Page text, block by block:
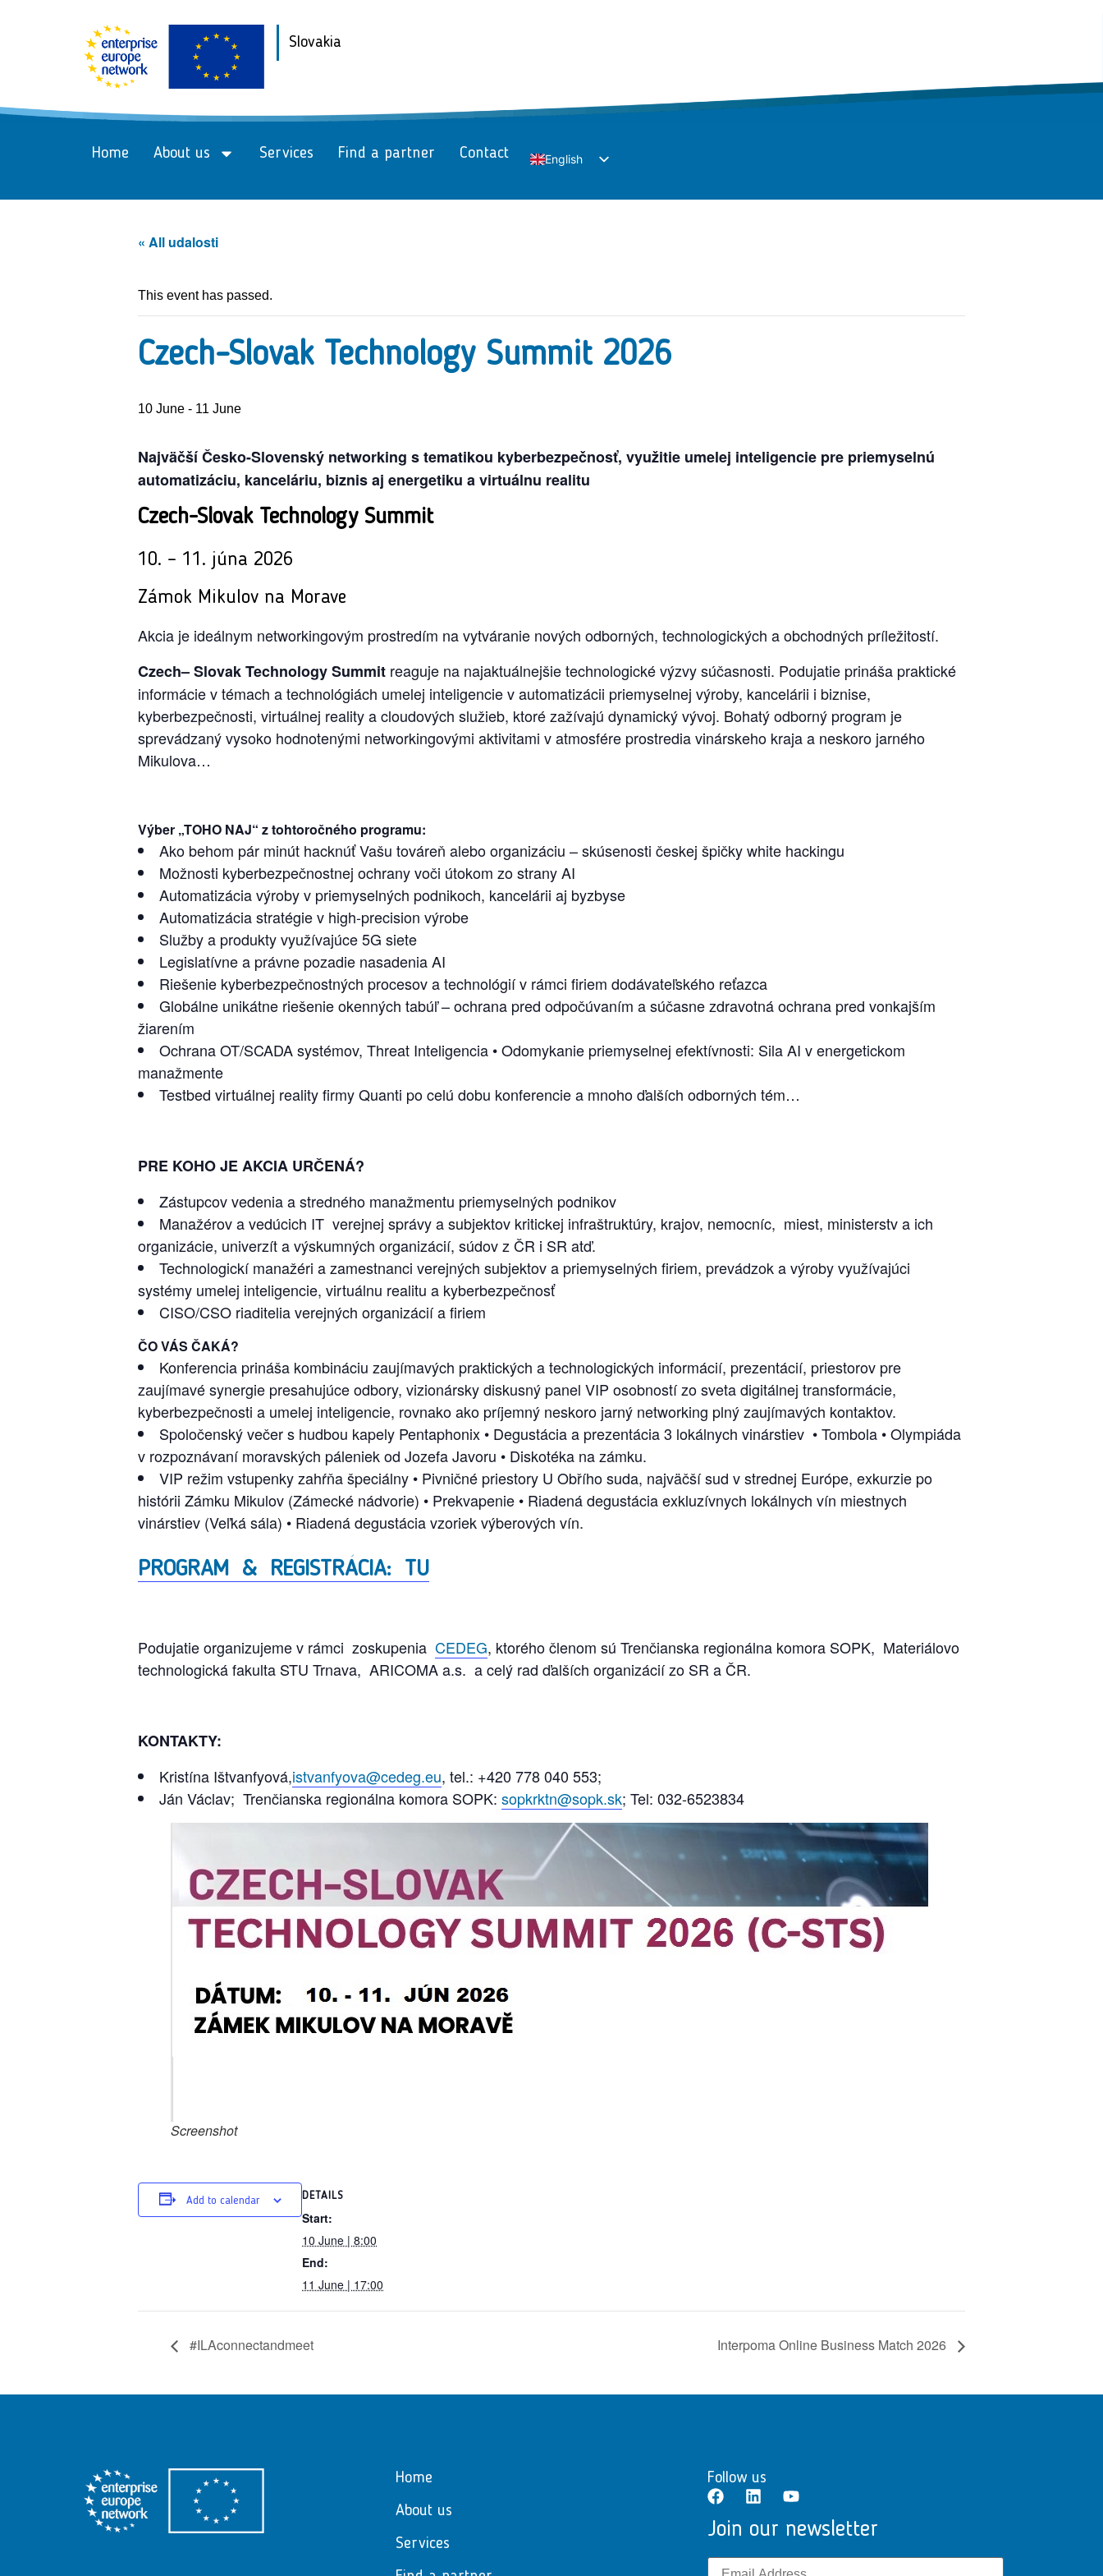
Slovakia
Home About us Services Find a partner Contact
English
« All udalosti
This event has passed.
Czech-Slovak Technology Summit 2026
10 June - 11 June
Najväčší Česko-Slovenský networking s tematikou kyberbezpečnosť, využitie umelej inteligencie pre priemyselnú
automatizáciu, kanceláriu, biznis aj energetiku a virtuálnu realitu
Czech-Slovak Technology Summit
10. – 11. júna 2026
Zámok Mikulov na Morave
Akcia je ideálnym networkingovým prostredím na vytváranie nových odborných, technologických a obchodných príležitostí.
Czech– Slovak Technology Summit reaguje na najaktuálnejšie technologické výzvy súčasnosti. Podujatie prináša praktické
informácie v témach a technológiách umelej inteligencie v automatizácii priemyselnej výroby, kancelárii i biznise,
kyberbezpečnosti, virtuálnej reality a cloudových služieb, ktoré zažívajú dynamický vývoj. Bohatý odborný program je
sprevádzaný vysoko hodnotenými networkingovými aktivitami v atmosfére prostredia vinárskeho kraja a neskoro jarného
Mikulova…
Výber „TOHO NAJ“ z tohtoročného programu:
Ako behom pár minút hacknúť Vašu továreň alebo organizáciu – skúsenosti českej špičky white hackingu
Možnosti kyberbezpečnostnej ochrany voči útokom zo strany AI
Automatizácia výroby v priemyselných podnikoch, kancelárii aj byzbyse
Automatizácia stratégie v high-precision výrobe
Služby a produkty využívajúce 5G siete
Legislatívne a právne pozadie nasadenia AI
Riešenie kyberbezpečnostných procesov a technológií v rámci firiem dodávateľského reťazca
Globálne unikátne riešenie okenných tabúľ – ochrana pred odpočúvaním a súčasne zdravotná ochrana pred vonkajším
žiarením
Ochrana OT/SCADA systémov, Threat Inteligencia • Odomykanie priemyselnej efektívnosti: Sila AI v energetickom
manažmente
Testbed virtuálnej reality firmy Quanti po celú dobu konferencie a mnoho ďalších odborných tém…
PRE KOHO JE AKCIA URČENÁ?
Zástupcov vedenia a stredného manažmentu priemyselných podnikov
Manažérov a vedúcich IT verejnej správy a subjektov kritickej infraštruktúry, krajov, nemocníc, miest, ministerstv a ich
organizácie, univerzít a výskumných organizácií, súdov z ČR i SR atď.
Technologickí manažéri a zamestnanci verejných subjektov a priemyselných firiem, prevádzok a výroby využívajúci
systémy umelej inteligencie, virtuálnu realitu a kyberbezpečnosť
CISO/CSO riaditelia verejných organizácií a firiem
ČO VÁS ČAKÁ?
Konferencia prináša kombináciu zaujímavých praktických a technologických informácií, prezentácií, priestorov pre
zaujímavé synergie presahujúce odbory, vizionársky diskusný panel VIP osobností zo sveta digitálnej transformácie,
kyberbezpečnosti a umelej inteligencie, rovnako ako príjemný neskoro jarný networking plný zaujímavých kontaktov.
Spoločenský večer s hudbou kapely Pentaphonix • Degustácia a prezentácia 3 lokálnych vinárstiev • Tombola • Olympiáda
v rozpoznávaní moravských páleniek od Jozefa Javoru • Diskotéka na zámku.
VIP režim vstupenky zahŕňa špeciálny • Pivničné priestory U Obřího suda, najväčší sud v strednej Európe, exkurzie po
histórii Zámku Mikulov (Zámecké nádvorie) • Prekvapenie • Riadená degustácia exkluzívnych lokálnych vín miestnych
vinárstiev (Veľká sála) • Riadená degustácia vzoriek výberových vín.
PROGRAM & REGISTRÁCIA: TU
Podujatie organizujeme v rámci zoskupenia CEDEG, ktorého členom sú Trenčianska regionálna komora SOPK, Materiálovo
technologická fakulta STU Trnava, ARICOMA a.s. a celý rad ďalších organizácií zo SR a ČR.
KONTAKTY:
Kristína Ištvanfyová,istvanfyova@cedeg.eu, tel.: +420 778 040 553;
Ján Václav; Trenčianska regionálna komora SOPK: sopkrktn@sopk.sk; Tel: 032-6523834
Screenshot
Add to calendar DETAILS
Start:
10 June | 8:00
End:
11 June | 17:00
#ILAconnectandmeet Interpoma Online Business Match 2026
Home
About us
Services
Follow us
Join our newsletter